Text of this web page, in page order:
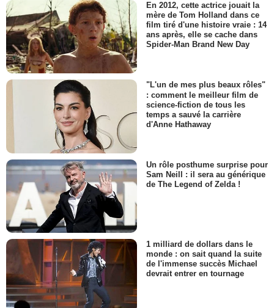
En 2012, cette actrice jouait la
mère de Tom Holland dans ce
film tiré d'une histoire vraie : 14
ans après, elle se cache dans
Spider-Man Brand New Day
"L'un de mes plus beaux rôles"
: comment le meilleur film de
science-fiction de tous les
temps a sauvé la carrière
d'Anne Hathaway
Un rôle posthume surprise pour
Sam Neill : il sera au générique
de The Legend of Zelda !
1 milliard de dollars dans le
monde : on sait quand la suite
de l'immense succès Michael
devrait entrer en tournage